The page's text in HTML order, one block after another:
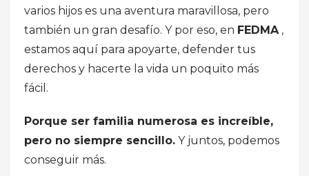
varios hijos es una aventura maravillosa, pero
también un gran desafío. Y por eso, en FEDMA ,
estamos aquí para apoyarte, defender tus
derechos y hacerte la vida un poquito más
fácil.
Porque ser familia numerosa es increíble,
pero no siempre sencillo. Y juntos, podemos
conseguir más.